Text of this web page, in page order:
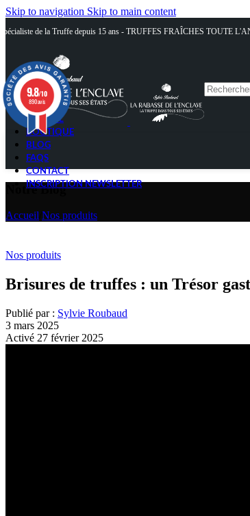
Skip to navigation Skip to main content
de la Truffe depuis 15 ans - TRUFFES FRAÎCHES TOUTE
ACCUEIL
BOUTIQUE
BLOG
FAQS
CONTACT
INSCRIPTION NEWSLETTER
Notre Blog
Accueil Nos produits
Nos produits
Brisures de truffes : un Trésor
Publié par : Sylvie Roubaud
3 mars 2025
Activé 27 février 2025
9.8/10
890 avis